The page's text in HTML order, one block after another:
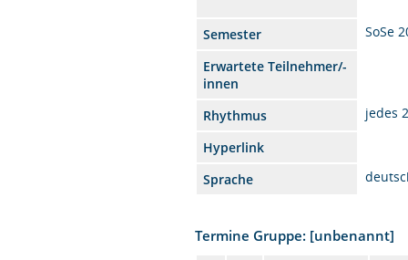
Semester
SoSe
Erwartete Teilnehmer/-
innen
Rhythmus
jedes
Hyperlink
Sprache
Termine Gruppe: [unbenannt]